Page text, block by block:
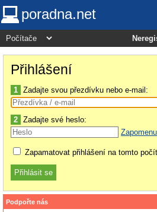
poradna.net
Přihlášení
1 Zadajte svou přezdívku nebo e-mail:
2 Zadajte své heslo:
Zapamatovat přihlášení na tomto
Podpořte nás